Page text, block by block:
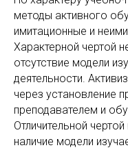
методы активного
имитационные и
Характерной чертой
отсутствие модели
деятельности.
через установление
преподавателем и
Отличительной
наличие модели